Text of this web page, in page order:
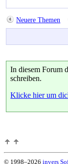
Neuere Themen
In diesem Forum
schreiben.
Klicke hier um
© 1998–2026 invers